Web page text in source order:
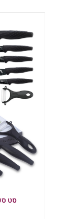
סט סכינים 6 חלקים באריזת